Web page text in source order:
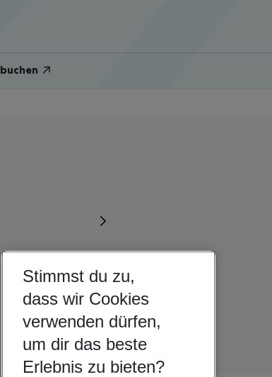
Stimmst du zu,
dass wir Cookies
verwenden dürfen,
um dir das beste
Erlebnis zu bieten?